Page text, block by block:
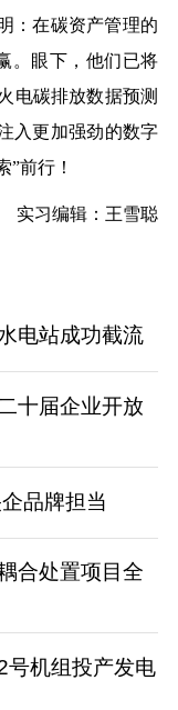
：在碳资产管理的
。眼下，他们已将
电碳排放数据预测
入更加强劲的数字
前行！
实习编辑：王雪聪
电站成功截流
十届企业开放
品牌担当
合处置项目全
号机组投产发电